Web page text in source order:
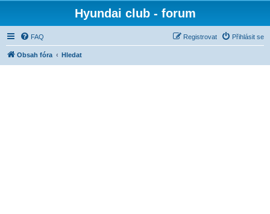
Hyundai club - forum
FAQ Přihlásit se
Registrovat
Obsah fóra Hledat